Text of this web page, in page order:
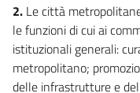
2. Le città
le funzioni di cui ai
istituzionali generali:
metropolitano;
delle infrastrutture e